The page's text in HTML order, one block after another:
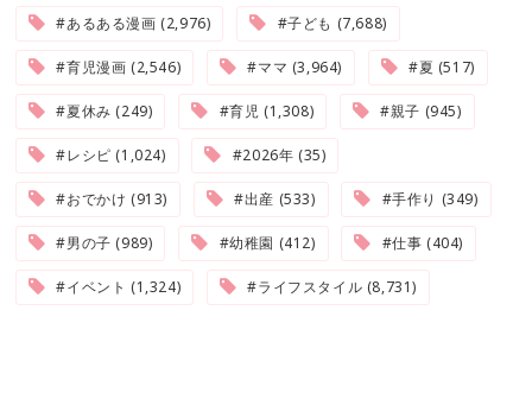
#あるある漫画 (2,976) #子ども (7,688)
#育児漫画 (2,546) #ママ (3,964) #夏 (517)
#夏休み (249) #育児 (1,308) #親子 (945)
#レシピ (1,024) #2026年 (35)
#おでかけ (913) #出産 (533) #手作り (349)
#男の子 (989) #幼稚園 (412) #仕事 (404)
#イベント (1,324) #ライフスタイル (8,731)